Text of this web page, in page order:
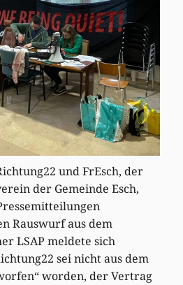
und FrEsch, der
der Gemeinde Esch,
Rauswurf aus dem
LSAP meldete sich
sei nicht aus dem
worden, der Vertrag